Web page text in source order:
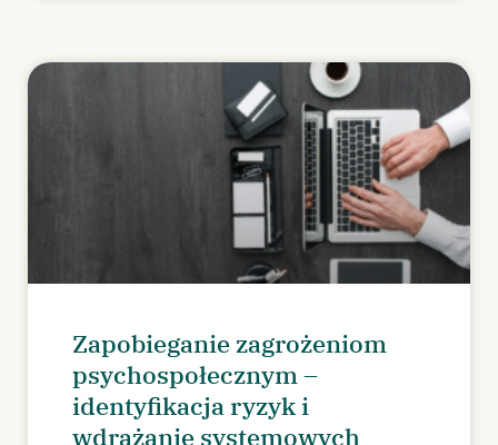
Zapobieganie zagrożeniom
psychospołecznym –
identyfikacja ryzyk i
wdrażanie systemowych